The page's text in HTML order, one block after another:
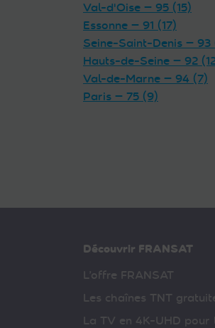
Val-d'Oise — 95 (15)
Essonne — 91 (17)
Seine-Saint-Denis — 93
Hauts-de-Seine — 92
Val-de-Marne — 94 (7)
Paris — 75 (9)
Découvrir FRANSAT
L’offre FRANSAT
Les chaînes TNT
La TV en 4K-UHD pour